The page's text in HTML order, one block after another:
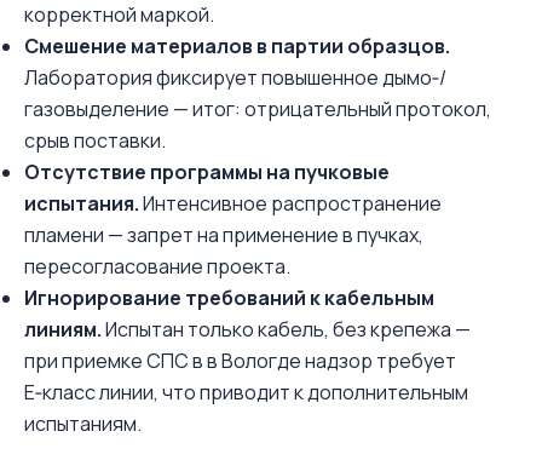
корректной маркой.
Смешение материалов в партии образцов.
Лаборатория фиксирует повышенное дымо‑/
газовыделение — итог: отрицательный протокол,
срыв поставки.
Отсутствие программы на пучковые
испытания.Интенсивное распространение
пламени — запрет на применение в пучках,
пересогласование проекта.
Игнорирование требований к кабельным
линиям.Испытан только кабель, без крепежа —
при приемке СПС в в Вологде надзор требует
E‑класс линии, что приводит к дополнительным
испытаниям.